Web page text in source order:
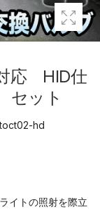
応 HID仕
セット
hd
イトの照射を際立